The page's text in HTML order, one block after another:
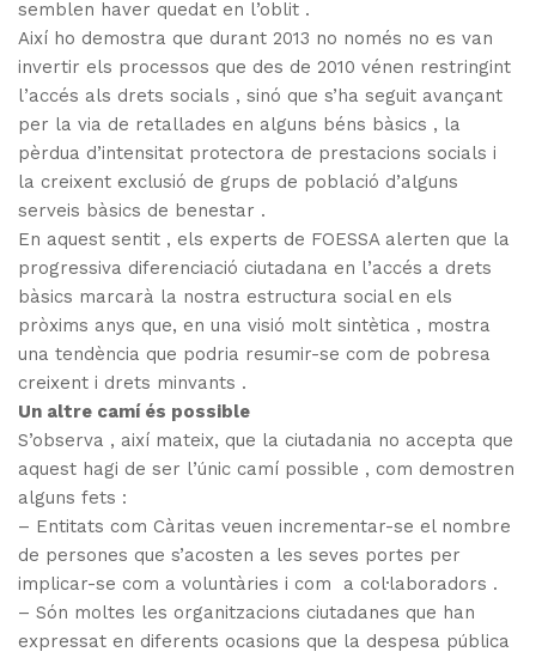
semblen haver quedat en l’oblit .
Així ho demostra que durant 2013 no només no es van
invertir els processos que des de 2010 vénen restringint
l’accés als drets socials , sinó que s’ha seguit avançant
per la via de retallades en alguns béns bàsics , la
pèrdua d’intensitat protectora de prestacions socials i
la creixent exclusió de grups de població d’alguns
serveis bàsics de benestar .
En aquest sentit , els experts de FOESSA alerten que la
progressiva diferenciació ciutadana en l’accés a drets
bàsics marcarà la nostra estructura social en els
pròxims anys que, en una visió molt sintètica , mostra
una tendència que podria resumir-se com de pobresa
creixent i drets minvants .
Un altre camí és possible
S’observa , així mateix, que la ciutadania no accepta que
aquest hagi de ser l’únic camí possible , com demostren
alguns fets :
– Entitats com Càritas veuen incrementar-se el nombre
de persones que s’acosten a les seves portes per
implicar-se com a voluntàries i com a col·laboradors .
– Són moltes les organitzacions ciutadanes que han
expressat en diferents ocasions que la despesa pública